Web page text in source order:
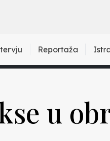
Reportaža
u